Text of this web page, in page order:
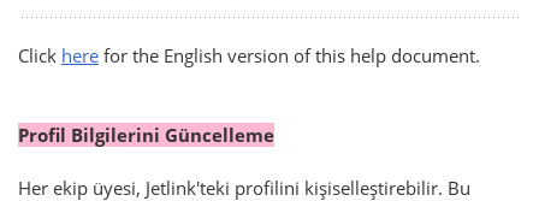
Click here for the English version of this help document.
Profil Bilgilerini Güncelleme
Her ekip üyesi, Jetlink'teki profilini kişiselleştirebilir. Bu